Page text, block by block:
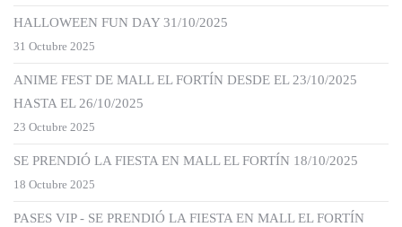
HALLOWEEN FUN DAY 31/10/2025
31 Octubre 2025
ANIME FEST DE MALL EL FORTÍN DESDE EL 23/10/2025
HASTA EL 26/10/2025
23 Octubre 2025
SE PRENDIÓ LA FIESTA EN MALL EL FORTÍN 18/10/2025
18 Octubre 2025
PASES VIP - SE PRENDIÓ LA FIESTA EN MALL EL FORTÍN